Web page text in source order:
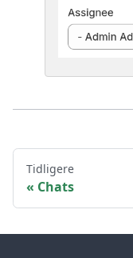
Tidligere
Chats